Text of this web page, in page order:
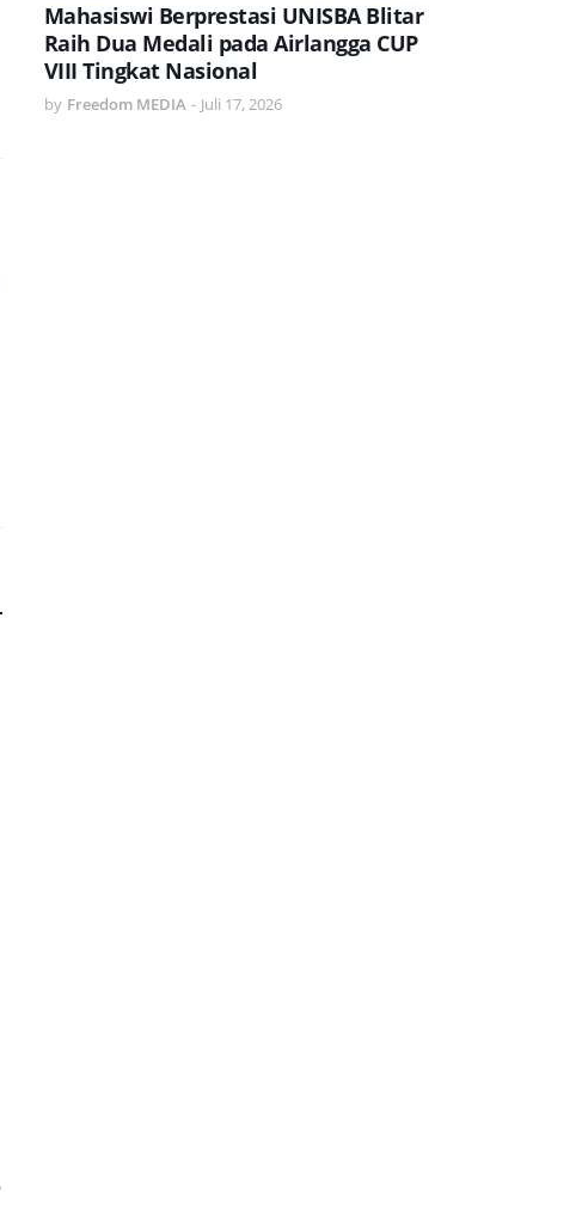
Mahasiswi Berprestasi UNISBA Blitar
Raih Dua Medali pada Airlangga CUP
VIII Tingkat Nasional
by Freedom MEDIA - Juli 17, 2026